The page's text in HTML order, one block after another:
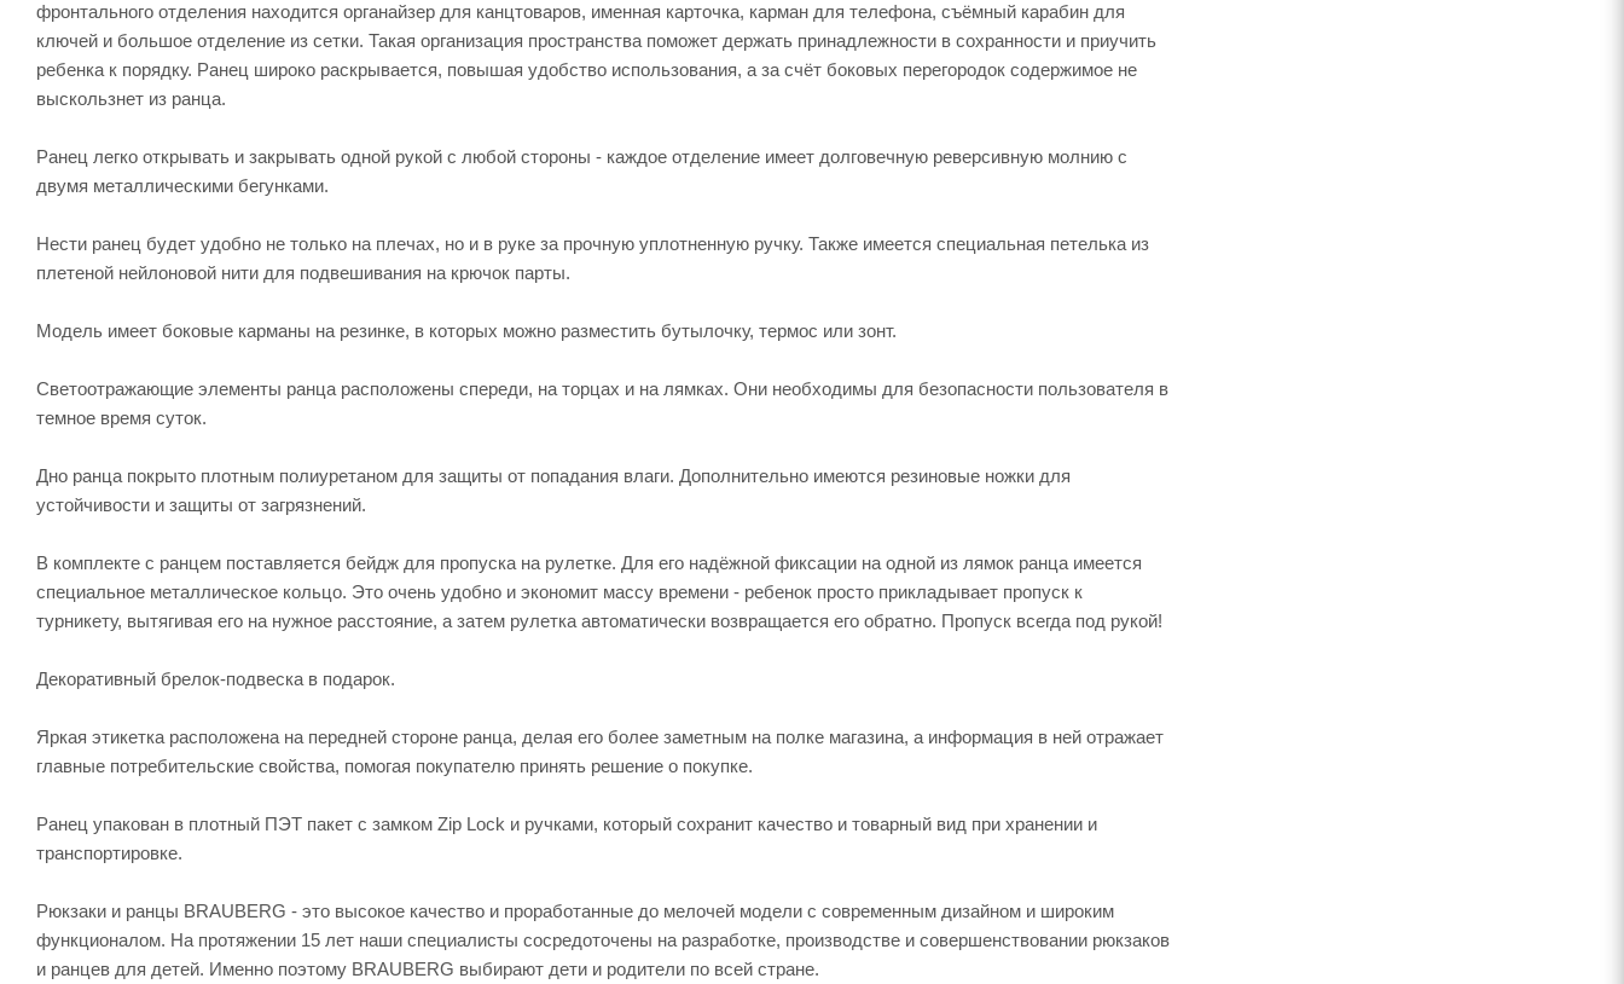
фронтального отделения находится органайзер для канцтоваров, именная карточка, карман для телефона, съёмный карабин для
ключей и большое отделение из сетки. Такая организация пространства поможет держать принадлежности в сохранности и приучить
ребенка к порядку. Ранец широко раскрывается, повышая удобство использования, а за счёт боковых перегородок содержимое не
выскользнет из ранца.
Ранец легко открывать и закрывать одной рукой с любой стороны - каждое отделение имеет долговечную реверсивную молнию с
двумя металлическими бегунками.
Нести ранец будет удобно не только на плечах, но и в руке за прочную уплотненную ручку. Также имеется специальная петелька из
плетеной нейлоновой нити для подвешивания на крючок парты.
Модель имеет боковые карманы на резинке, в которых можно разместить бутылочку, термос или зонт.
Светоотражающие элементы ранца расположены спереди, на торцах и на лямках. Они необходимы для безопасности пользователя в
темное время суток.
Дно ранца покрыто плотным полиуретаном для защиты от попадания влаги. Дополнительно имеются резиновые ножки для
устойчивости и защиты от загрязнений.
В комплекте с ранцем поставляется бейдж для пропуска на рулетке. Для его надёжной фиксации на одной из лямок ранца имеется
специальное металлическое кольцо. Это очень удобно и экономит массу времени - ребенок просто прикладывает пропуск к
турникету, вытягивая его на нужное расстояние, а затем рулетка автоматически возвращается его обратно. Пропуск всегда под рукой!
Декоративный брелок-подвеска в подарок.
Яркая этикетка расположена на передней стороне ранца, делая его более заметным на полке магазина, а информация в ней отражает
главные потребительские свойства, помогая покупателю принять решение о покупке.
Ранец упакован в плотный ПЭТ пакет с замком Zip Lock и ручками, который сохранит качество и товарный вид при хранении и
транспортировке.
Рюкзаки и ранцы BRAUBERG - это высокое качество и проработанные до мелочей модели с современным дизайном и широким
функционалом. На протяжении 15 лет наши специалисты сосредоточены на разработке, производстве и совершенствовании рюкзаков
и ранцев для детей. Именно поэтому BRAUBERG выбирают дети и родители по всей стране.